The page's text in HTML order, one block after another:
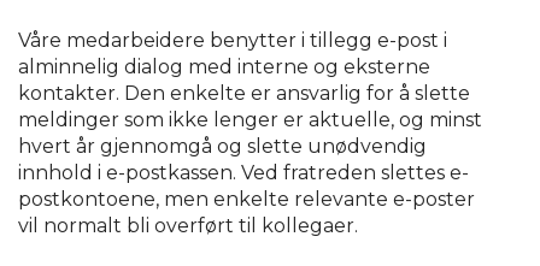
Våre medarbeidere benytter i tillegg e-post i
alminnelig dialog med interne og eksterne
kontakter. Den enkelte er ansvarlig for å slette
meldinger som ikke lenger er aktuelle, og minst
hvert år gjennomgå og slette unødvendig
innhold i e-postkassen. Ved fratreden slettes e-
postkontoene, men enkelte relevante e-poster
vil normalt bli overført til kollegaer.